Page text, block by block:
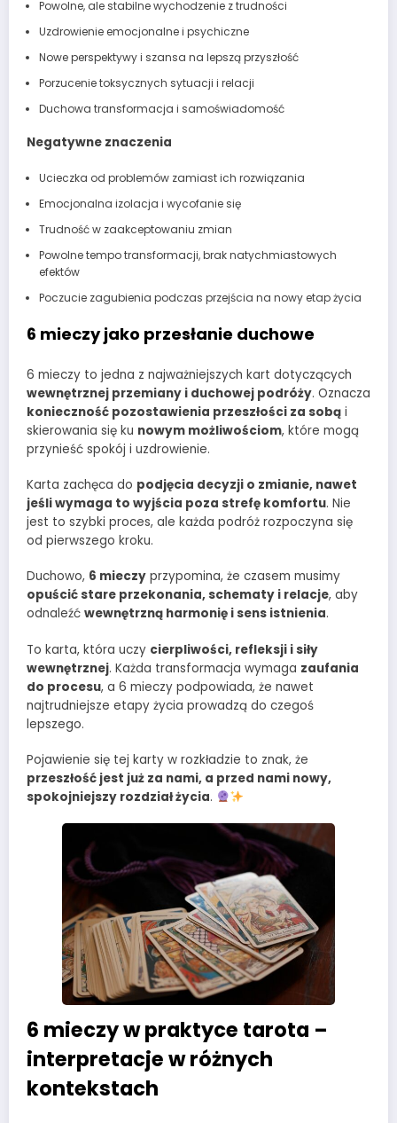
Powolne, ale stabilne wychodzenie z trudności
Uzdrowienie emocjonalne i psychiczne
Nowe perspektywy i szansa na lepszą przyszłość
Porzucenie toksycznych sytuacji i relacji
Duchowa transformacja i samoświadomość
Negatywne znaczenia
Ucieczka od problemów zamiast ich rozwiązania
Emocjonalna izolacja i wycofanie się
Trudność w zaakceptowaniu zmian
Powolne tempo transformacji, brak natychmiastowych
efektów
Poczucie zagubienia podczas przejścia na nowy etap życia
6 mieczy jako przesłanie duchowe
6 mieczy to jedna z najważniejszych kart dotyczących
wewnętrznej przemiany i duchowej podróży. Oznacza
konieczność pozostawienia przeszłości za sobą i
skierowania się ku nowym możliwościom, które mogą
przynieść spokój i uzdrowienie.
Karta zachęca do podjęcia decyzji o zmianie, nawet
jeśli wymaga to wyjścia poza strefę komfortu. Nie
jest to szybki proces, ale każda podróż rozpoczyna się
od pierwszego kroku.
Duchowo, 6 mieczy przypomina, że czasem musimy
opuścić stare przekonania, schematy i relacje, aby
odnaleźć wewnętrzną harmonię i sens istnienia.
To karta, która uczy cierpliwości, refleksji i siły
wewnętrznej. Każda transformacja wymaga zaufania
do procesu, a 6 mieczy podpowiada, że nawet
najtrudniejsze etapy życia prowadzą do czegoś
lepszego.
Pojawienie się tej karty w rozkładzie to znak, że
przeszłość jest już za nami, a przed nami nowy,
spokojniejszy rozdział życia.
6 mieczy w praktyce tarota –
interpretacje w różnych
kontekstach